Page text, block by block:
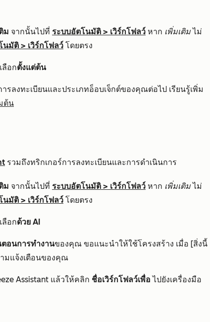
ม จากนั้นไปที่ ระบบอัตโนมัติ > เวิร์กโฟลว์ หาก เพิ่มเติมไม่
นมัติ > เวิร์กโฟลว์ โดยตรง
ลือกตั้งแต่ต้น
รลงทะเบียนและประเภทอ็อบเจ็กต์ของคุณต่อไป เรียนรู้เพิ่ม
ต้น
รวมถึงทริกเกอร์การลงทะเบียนและการดำเนินการ
ม จากนั้นไปที่ ระบบอัตโนมัติ > เวิร์กโฟลว์ หาก เพิ่มเติมไม่
นมัติ > เวิร์กโฟลว์ โดยตรง
ลือกด้วย AI
อนการทำงานของคุณ ขอแนะนำให้ใช้โครงสร้าง เมื่อ [สิ่งนี้
มแจ้งเตือนของคุณ
Assistant แล้วให้คลิก ชื่อเวิร์กโฟลว์เพื่อ ไปยังเครื่องมือ